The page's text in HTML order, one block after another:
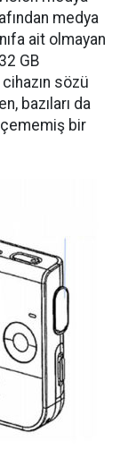
medya
ait olmayan
GB
sözü
bazıları da
bir